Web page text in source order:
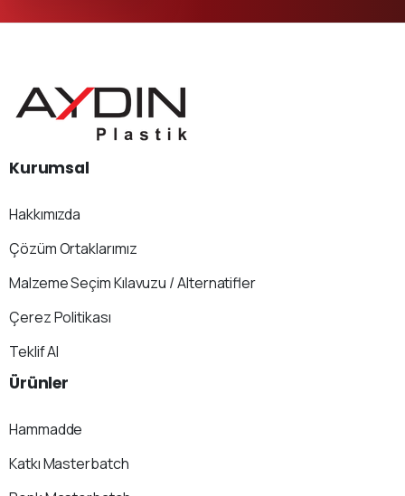
Kurumsal
Hakkımızda
Çözüm Ortaklarımız
Malzeme Seçim Kılavuzu / Alternatifler
Çerez Politikası
Teklif Al
Ürünler
Hammadde
Katkı Masterbatch